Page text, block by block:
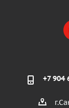
+7 904